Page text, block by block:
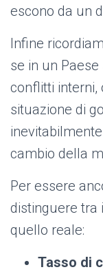
escono da un
Infine
se in un
conflitti interni,
situazione di
cambio della
Per essere
distinguere tra
quello reale:
Tasso di